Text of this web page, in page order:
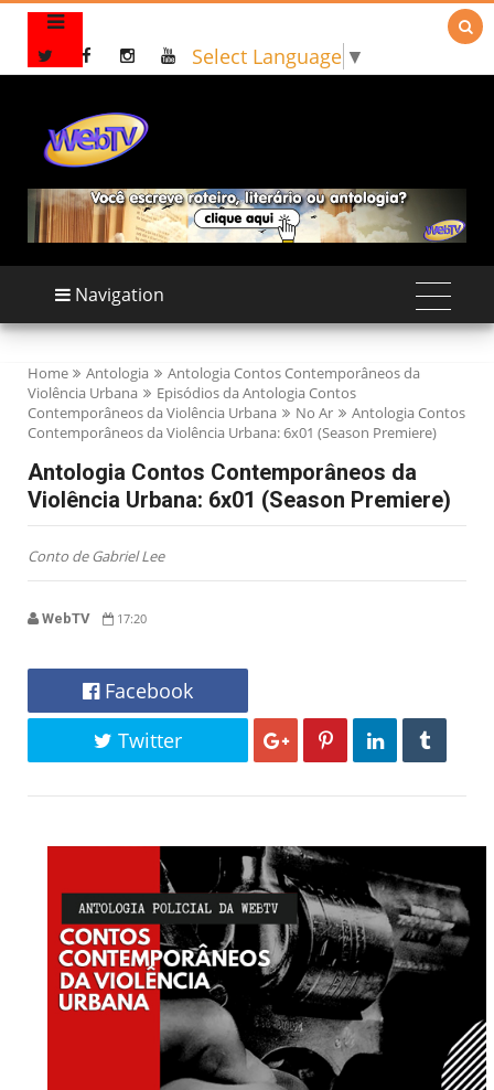
Select Language ▼

Navigation
Home Antologia
Antologia Contos Contemporâneos da
Violência Urbana
Episódios da Antologia Contos
Contemporâneos da Violência Urbana
No Ar
Antologia Contos
Contemporâneos da Violência Urbana: 6x01 (Season Premiere)
Antologia Contos Contemporâneos da
Violência Urbana: 6x01 (Season Premiere)
Conto de Gabriel Lee
WebTV 17:20
Facebook
Twitter